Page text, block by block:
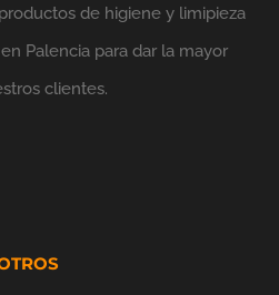
de higiene y limipieza
Palencia para dar la mayor
clientes.